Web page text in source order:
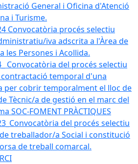
General i Oficina d'Atenció
i Turisme.
Convocatòria procés selectiu
iva adscrita a l'Àrea de
les Persones i Acollida.
Convocatòria del procés selectiu
contractació temporal d'una
per cobrir temporalment el lloc de
Tècnic/a de gestió en el marc del
SOC-FOMENT PRÀCTIQUES
del procés selectiu
treballador/a Social i constitució
de treball comarcal.